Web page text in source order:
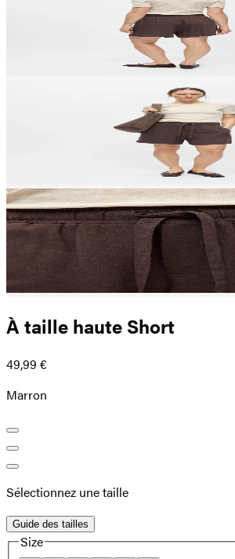
À taille haute Short
49,99 €
Marron
Sélectionnez une taille
Guide des tailles
Size